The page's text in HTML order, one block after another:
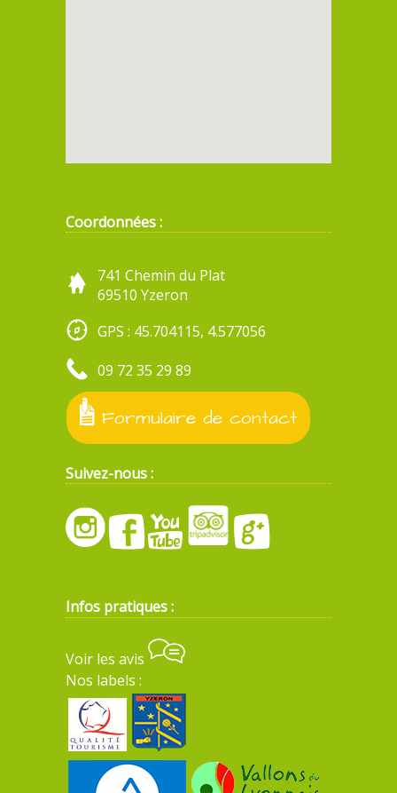
Coordonnées :
741 Chemin du Plat
69510 Yzeron
GPS : 45.704115, 4.577056
09 72 35 29 89
Formulaire de contact
Suivez-nous :
Infos pratiques :
Voir les avis
Nos labels :